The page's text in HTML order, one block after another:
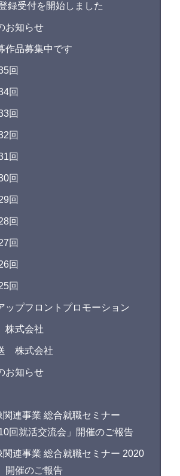
録受付を開始しました
お知らせ
作品募集中です
回
回
回
回
回
回
回
回
回
回
回
プフロントプロモーション
式会社
株式会社
お知らせ
関連事業 総合就職セミナー
回就活交流会」開催のご報告
関連事業 総合就職セミナー 2020
開催のご報告